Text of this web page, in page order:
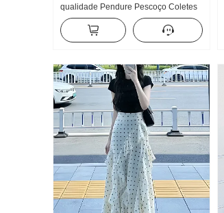
qualidade Pendure Pescoço Coletes
feminino Verão Uso externo Dentro
Pegue Camiseta de base Garota
estilosa Malha Tomara que caia Top